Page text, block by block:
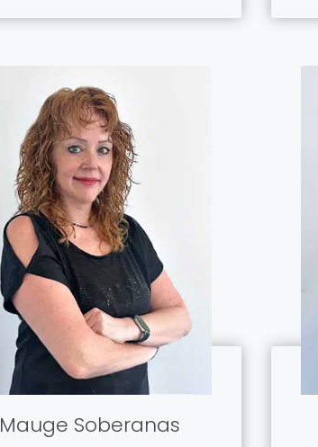
Mauge Soberanas